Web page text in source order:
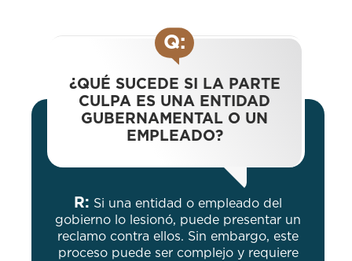
Q:
¿QUÉ SUCEDE SI LA PARTE
CULPA ES UNA ENTIDAD
GUBERNAMENTAL O UN
EMPLEADO?
R: Si una entidad o empleado del
gobierno lo lesionó, puede presentar un
reclamo contra ellos. Sin embargo, este
proceso puede ser complejo y requiere